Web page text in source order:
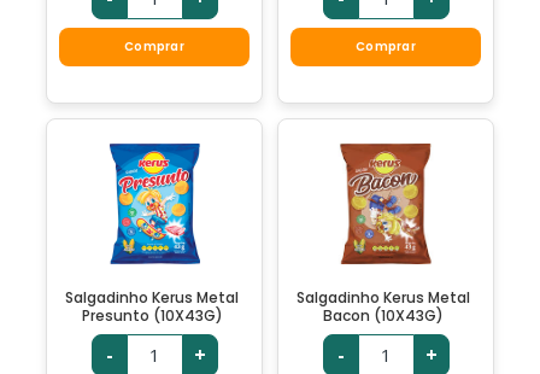
Comprar Comprar
Salgadinho Kerus Metal
Presunto (10X43G)
- +
Salgadinho Kerus Metal
Bacon (10X43G)
- +